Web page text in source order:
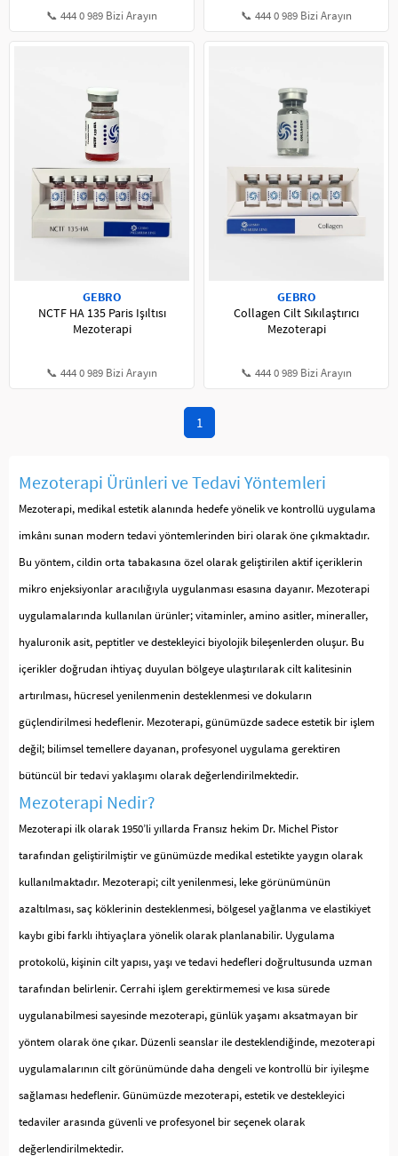
📞 444 0 989 Bizi Arayın 📞 444 0 989 Bizi Arayın
GEBRO
NCTF HA 135 Paris Işıltısı
Mezoterapi
📞 444 0 989 Bizi Arayın
GEBRO
Collagen Cilt Sıkılaştırıcı
Mezoterapi
📞 444 0 989 Bizi Arayın
1
Mezoterapi Ürünleri ve Tedavi Yöntemleri
Mezoterapi, medikal estetik alanında hedefe yönelik ve kontrollü uygulama
imkânı sunan modern tedavi yöntemlerinden biri olarak öne çıkmaktadır.
Bu yöntem, cildin orta tabakasına özel olarak geliştirilen aktif içeriklerin
mikro enjeksiyonlar aracılığıyla uygulanması esasına dayanır. Mezoterapi
uygulamalarında kullanılan ürünler; vitaminler, amino asitler, mineraller,
hyaluronik asit, peptitler ve destekleyici biyolojik bileşenlerden oluşur. Bu
içerikler doğrudan ihtiyaç duyulan bölgeye ulaştırılarak cilt kalitesinin
artırılması, hücresel yenilenmenin desteklenmesi ve dokuların
güçlendirilmesi hedeflenir. Mezoterapi, günümüzde sadece estetik bir işlem
değil; bilimsel temellere dayanan, profesyonel uygulama gerektiren
bütüncül bir tedavi yaklaşımı olarak değerlendirilmektedir.
Mezoterapi Nedir?
Mezoterapi ilk olarak 1950’li yıllarda Fransız hekim Dr. Michel Pistor
tarafından geliştirilmiştir ve günümüzde medikal estetikte yaygın olarak
kullanılmaktadır. Mezoterapi; cilt yenilenmesi, leke görünümünün
azaltılması, saç köklerinin desteklenmesi, bölgesel yağlanma ve elastikiyet
kaybı gibi farklı ihtiyaçlara yönelik olarak planlanabilir. Uygulama
protokolü, kişinin cilt yapısı, yaşı ve tedavi hedefleri doğrultusunda uzman
tarafından belirlenir. Cerrahi işlem gerektirmemesi ve kısa sürede
uygulanabilmesi sayesinde mezoterapi, günlük yaşamı aksatmayan bir
yöntem olarak öne çıkar. Düzenli seanslar ile desteklendiğinde, mezoterapi
uygulamalarının cilt görünümünde daha dengeli ve kontrollü bir iyileşme
sağlaması hedeflenir. Günümüzde mezoterapi, estetik ve destekleyici
tedaviler arasında güvenli ve profesyonel bir seçenek olarak
değerlendirilmektedir.